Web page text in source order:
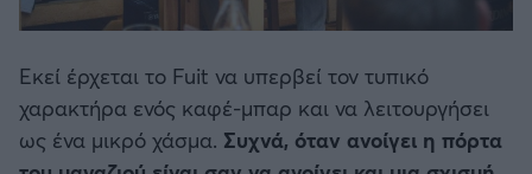
Εκεί έρχεται το Fuit να υπερβεί τον τυπικό
χαρακτήρα ενός καφέ-μπαρ και να λειτουργήσει
ως ένα μικρό χάσμα. Συχνά, όταν ανοίγει η πόρτα